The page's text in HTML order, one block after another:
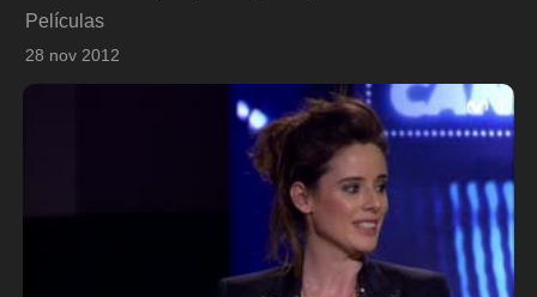
Películas
28 nov 2012